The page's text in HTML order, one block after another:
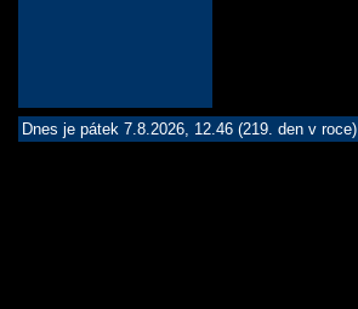
Dnes je pátek 7.8.2026, 12.46 (219. den v roce)